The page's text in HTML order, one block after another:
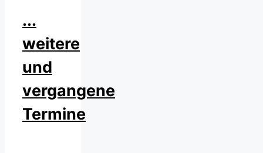
...
weitere
und
vergangene
Termine